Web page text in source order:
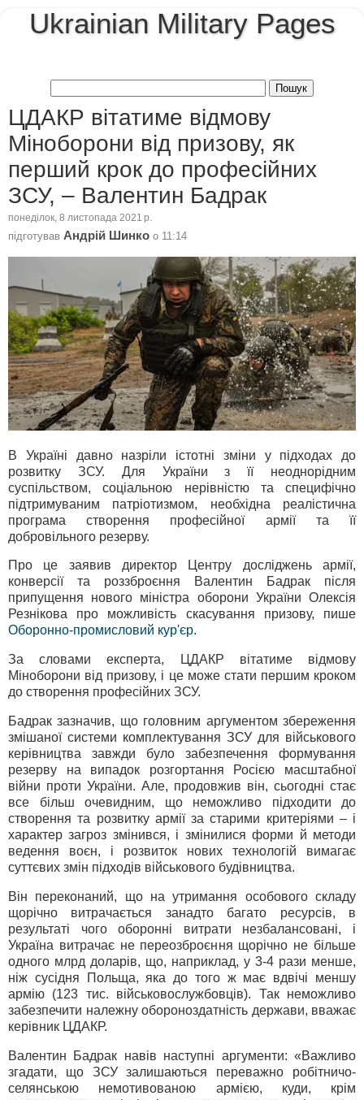
Ukrainian Military Pages
ЦДАКР вітатиме відмову
Міноборони від призову, як
перший крок до професійних
ЗСУ, – Валентин Бадрак
понеділок, 8 листопада 2021 р.
підготував Андрій Шинко о 11:14
В Україні давно назріли істотні зміни у підходах до
розвитку ЗСУ. Для України з її неоднорідним
суспільством, соціальною нерівністю та специфічно
підтримуваним патріотизмом, необхідна реалістична
програма створення професійної армії та її
добровільного резерву.
Про це заявив директор Центру досліджень армії,
конверсії та роззброєння Валентин Бадрак після
припущення нового міністра оборони України Олексія
Резнікова про можливість скасування призову, пише
Оборонно-промисловий кур'єр.
За словами експерта, ЦДАКР вітатиме відмову
Міноборони від призову, і це може стати першим кроком
до створення професійних ЗСУ.
Бадрак зазначив, що головним аргументом збереження
змішаної системи комплектування ЗСУ для військового
керівництва завжди було забезпечення формування
резерву на випадок розгортання Росією масштабної
війни проти України. Але, продовжив він, сьогодні стає
все більш очевидним, що неможливо підходити до
створення та розвитку армії за старими критеріями – і
характер загроз змінився, і змінилися форми й методи
ведення воєн, і розвиток нових технологій вимагає
суттєвих змін підходів військового будівництва.
Він переконаний, що на утримання особового складу
щорічно витрачається занадто багато ресурсів, в
результаті чого оборонні витрати незбалансовані, і
Україна витрачає не переозброєння щорічно не більше
одного млрд доларів, що, наприклад, у 3-4 рази менше,
ніж сусідня Польща, яка до того ж має вдвічі меншу
армію (123 тис. військовослужбовців). Так неможливо
забезпечити належну обороноздатність держави, вважає
керівник ЦДАКР.
Валентин Бадрак навів наступні аргументи: «Важливо
згадати, що ЗСУ залишаються переважно робітничо-
селянською немотивованою армією, куди, крім